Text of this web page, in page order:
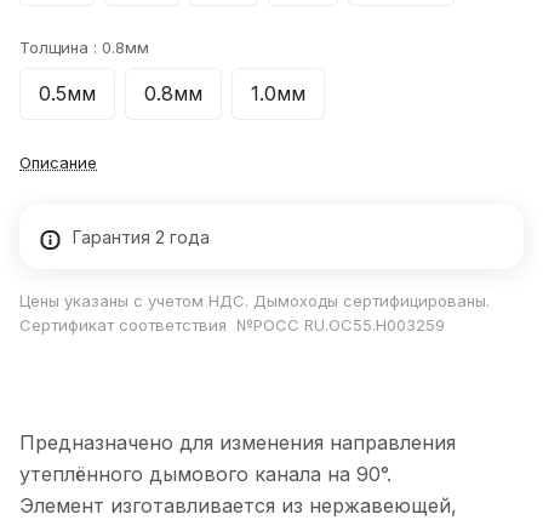
Толщина : 0.8мм
0.5мм 0.8мм 1.0мм
Описание
Гарантия 2 года
Цены указаны с учетом НДС. Дымоходы сертифицированы.
Сертификат соответствия №РОСС RU.ОС55.Н003259
Предназначено для изменения направления
утеплённого дымового канала на 90°.
Элемент изготавливается из нержавеющей,